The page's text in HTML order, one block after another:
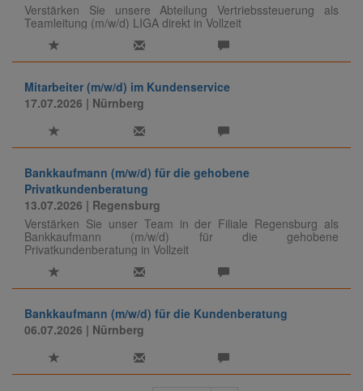
Verstärken Sie unsere Abteilung Vertriebssteuerung als
Teamleitung (m/w/d) LIGA direkt in Vollzeit
Mitarbeiter (m/w/d) im Kundenservice
17.07.2026 | Nürnberg
Bankkaufmann (m/w/d) für die gehobene
Privatkundenberatung
13.07.2026 | Regensburg
Verstärken Sie unser Team in der Filiale Regensburg als
Bankkaufmann (m/w/d) für die gehobene
Privatkundenberatung in Vollzeit
Bankkaufmann (m/w/d) für die Kundenberatung
06.07.2026 | Nürnberg